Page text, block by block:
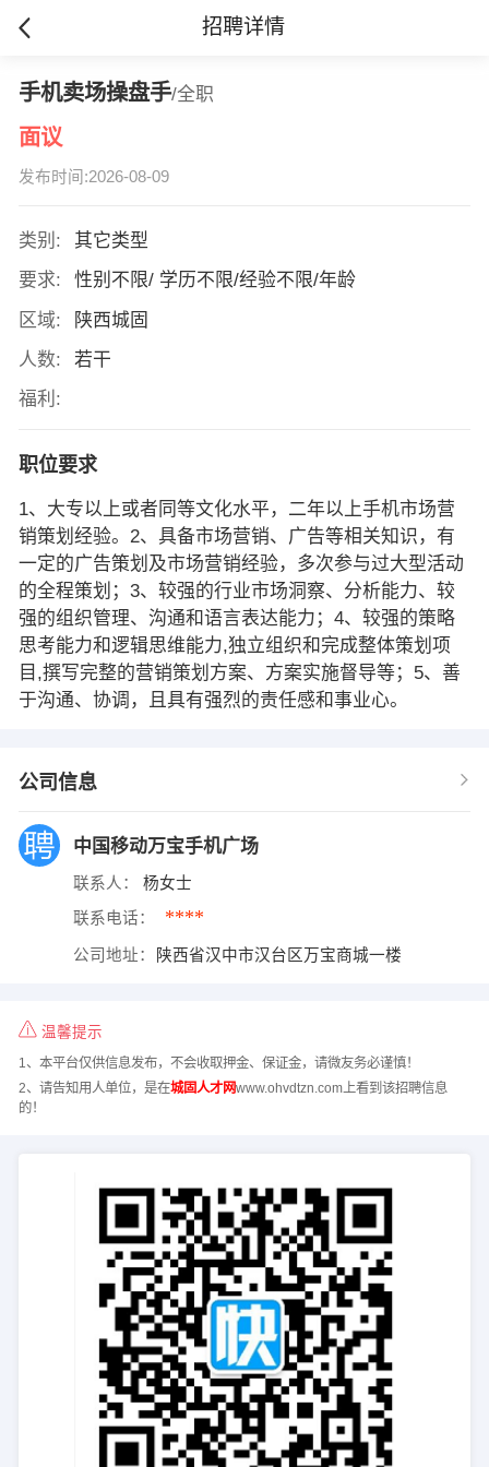
招聘详情
手机卖场操盘手/全职
面议
发布时间:2026-08-09
类别:
其它类型
要求:
性别不限/ 学历不限/经验不限/年龄
区域:
陕西城固
人数:
若干
福利:
职位要求
1、大专以上或者同等文化水平，二年以上手机市场营
销策划经验。2、具备市场营销、广告等相关知识，有
一定的广告策划及市场营销经验，多次参与过大型活动
的全程策划；3、较强的行业市场洞察、分析能力、较
强的组织管理、沟通和语言表达能力；4、较强的策略
思考能力和逻辑思维能力,独立组织和完成整体策划项
目,撰写完整的营销策划方案、方案实施督导等；5、善
于沟通、协调，且具有强烈的责任感和事业心。
公司信息
中国移动万宝手机广场
联系人： 杨女士
联系电话： ****
公司地址： 陕西省汉中市汉台区万宝商城一楼
温馨提示
1、本平台仅供信息发布，不会收取押金、保证金，请微友务必谨慎！
2、请告知用人单位，是在城固人才网www.ohvdtzn.com上看到该招聘信息
的！